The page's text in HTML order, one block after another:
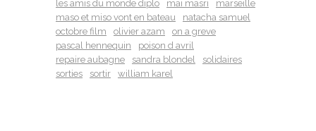
les amis du monde diplo
mai masri
marseille
maso et miso vont en bateau
natacha samuel
octobre film
olivier azam
on a greve
pascal hennequin
poison d avril
repaire aubagne
sandra blondel
solidaires
sorties
sortir william karel